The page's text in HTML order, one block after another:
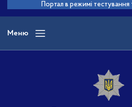
основного
вмісту
Портал в режимі тестування
Меню